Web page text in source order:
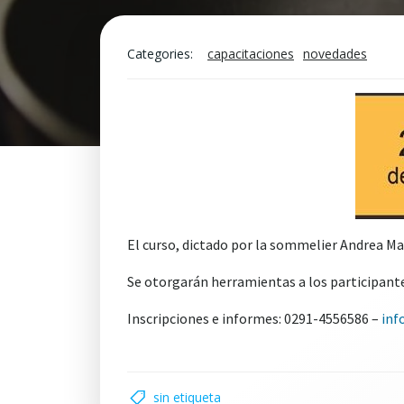
Categories: capacitaciones novedades
El curso, dictado por la sommelier Andrea
Se otorgarán herramientas a los
Inscripciones e informes: 0291-4556586 –
sin etiqueta